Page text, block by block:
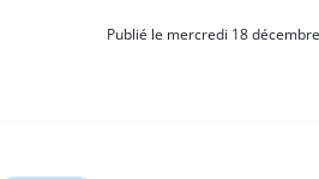
Publié le mercredi 18 décembre